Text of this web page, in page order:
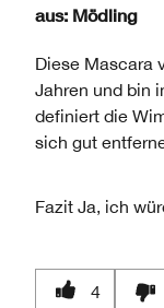
aus: Mödling
Diese Mascara
Jahren und bin
definiert die
sich gut
Fazit Ja, ich
4